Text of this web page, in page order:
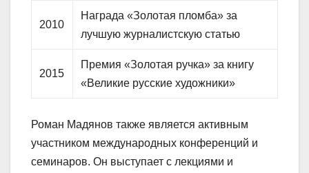
2010
Награда «Золотая пломба» за
лучшую журналистскую статью
2015
Премия «Золотая ручка» за книгу
«Великие русские художники»
Роман Мадянов также является активным
участником международных конференций и
семинаров. Он выступает с лекциями и